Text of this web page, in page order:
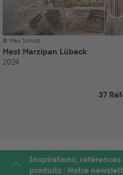
© Max Schulz
Mest Marzipan Lübeck
2024
37
Inspirations,
produits : Notre